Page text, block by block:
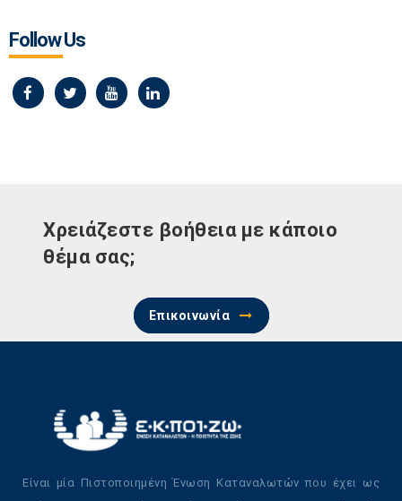
Follow Us
Χρειάζεστε βοήθεια με κάποιο
θέμα σας;
Επικοινωνία
Είναι μία Πιστοποιημένη Ένωση Καταναλωτών που έχει ως